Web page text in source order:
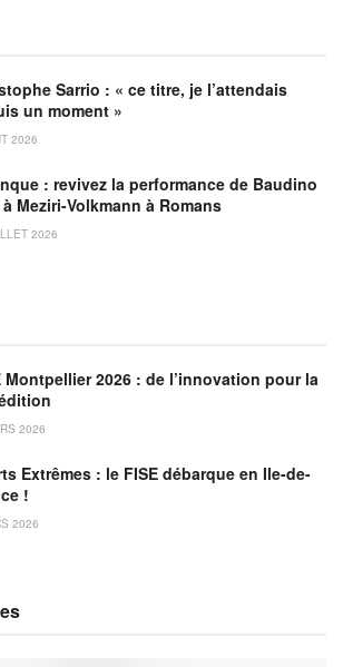
Sarrio : « ce titre, je l’attendais
un moment »
2026
: revivez la performance de Baudino
Meziri-Volkmann à Romans
2026
Montpellier 2026 : de l’innovation pour la
2026
Extrêmes : le FISE débarque en Ile-de-
!
2026